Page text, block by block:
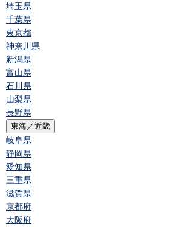
埼玉県
千葉県
東京都
神奈川県
新潟県
富山県
石川県
山梨県
長野県
東海／近畿
岐阜県
静岡県
愛知県
三重県
滋賀県
京都府
大阪府